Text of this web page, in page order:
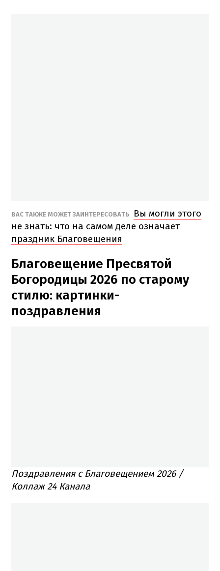
ВАС ТАКЖЕ МОЖЕТ ЗАИНТЕРЕСОВАТЬ
Вы могли этого
не знать: что на самом деле означает
праздник Благовещения
Благовещение Пресвятой
Богородицы 2026 по старому
стилю: картинки-
поздравления
Поздравления с Благовещением 2026 /
Коллаж 24 Канала